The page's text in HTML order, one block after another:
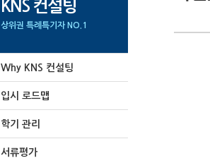
KNS 컨설팅
상위권 특례특기자 NO.1
Why KNS 컨설팅
입시 로드맵
학기 관리
서류평가